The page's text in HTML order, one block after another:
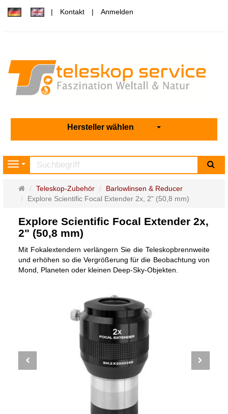
Kontakt Anmelden
Hersteller wählen
Navigation
Startseite
Teleskop-Zubehör
Barlowlinsen & Reducer
Explore Scientific Focal Extender 2x, 2" (50,8 mm)
Explore Scientific Focal Extender 2x,
2" (50,8 mm)
Mit Fokalextendern verlängern Sie die Teleskopbrennweite
und erhöhen so die Vergrößerung für die Beobachtung von
Mond, Planeten oder kleinen Deep-Sky-Objekten.